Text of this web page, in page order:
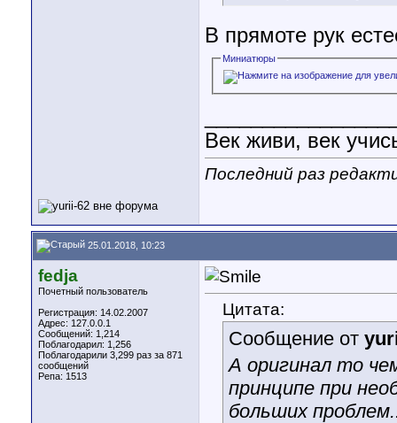
В прямоте рук
Миниатюры
Век живи, век
Последний раз
25.01.2018, 10:23
fedja
Почетный пользователь
Регистрация: 14.02.2007
Адрес: 127.0.0.1
Сообщений: 1,214
Поблагодарил: 1,256
Поблагодарили 3,299 раз за 871
сообщений
Репа: 1513
Цитата:
Сообщение от
А оригинал то
принципе при
больших